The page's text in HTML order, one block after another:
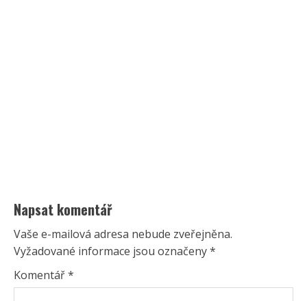
Napsat komentář
Vaše e-mailová adresa nebude zveřejněna.
Vyžadované informace jsou označeny*
Komentář*